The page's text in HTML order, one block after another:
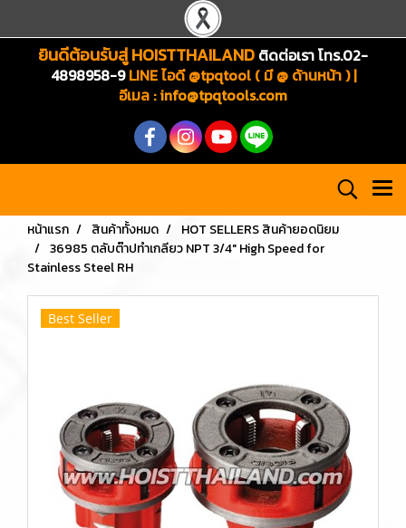
ยินดีต้อนรับสู่ HOISTTHAILAND ติดต่อเรา โทร.02-
4898958-9LINE ไอดี @tpqtool ( มี @ ด้านหน้า ) |
อีเมล :info@tpqtools.com
หน้าแรก สินค้าทั้งหมด
HOT SELLERS สินค้ายอดนิยม
36985 ตลับต๊าปทำเกลียว NPT 3/4" High Speed for
Stainless Steel RH
Best Seller